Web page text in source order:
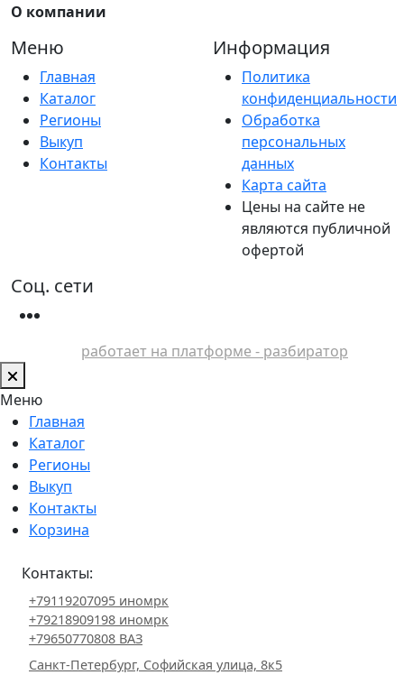
О компании
Меню
Главная
Каталог
Регионы
Выкуп
Контакты
Информация
Политика
конфиденциальности
Обработка
персональных
данных
Карта сайта
Цены на сайте не
являются публичной
офертой
Соц. сети
работает на платформе - разбиратор
Меню
Главная
Каталог
Регионы
Выкуп
Контакты
Корзина
Контакты:
+79119207095 иномрк
+79218909198 иномрк
+79650770808 ВАЗ
Санкт-Петербург, Софийская улица, 8к5